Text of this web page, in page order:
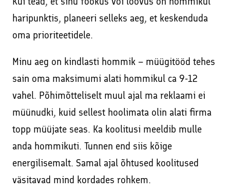
haripunktis, planeeri selleks aeg, et keskenduda
oma prioriteetidele.
Minu aeg on kindlasti hommik – müügitööd tehes
sain oma maksimumi alati hommikul ca 9-12
vahel. Põhimõtteliselt muul ajal ma reklaami ei
müünudki, kuid sellest hoolimata olin alati firma
topp müüjate seas. Ka koolitusi meeldib mulle
anda hommikuti. Tunnen end siis kõige
energilisemalt. Samal ajal õhtused koolitused
väsitavad mind kordades rohkem.